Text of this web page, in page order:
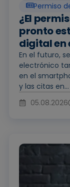
Permiso
¿El
pronto
digital en
En el futuro,
electrónico
en el
y las citas en...
05.08.2026